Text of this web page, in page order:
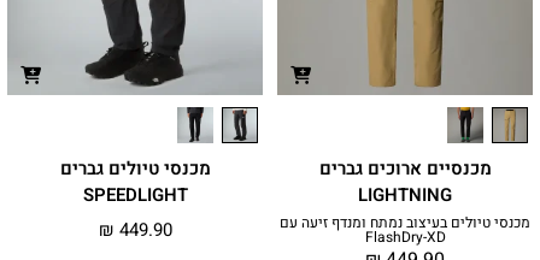
מכנסיים ארוכים גברים
LIGHTNING
מכנסי טיולים בעיצוב נמתח ומנדף זיעה עם
FlashDry-XD
מכנסי טיולים גברים
SPEEDLIGHT
₪ 449.90